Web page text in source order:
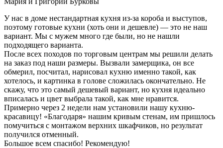
У нас в доме нестандартная кухня из-за короба и выступов,
поэтому готовые кухни (хоть они и дешевле) — это не наш
вариант. Мы с мужем много где были, но не нашли
подходящего варианта.
После всех походов по торговым центрам мы решили делать
на заказ под наши размеры. Вызвали замерщика, он все
обмерил, посчитал, нарисовал кухню именно такой, как
хотелось, и картинка в голове сложилась окончательно. Не
скажу, что это самый дешевый вариант, но кухня идеально
вписалась и цвет выбрала такой, как мне нравится.
Примерно через 2 недели нам установили нашу кухню-
красавицу! «Благодаря» нашим кривым стенам, им пришлось
помучиться с монтажом верхних шкафчиков, но результат
получился отменный.
Большое всем спасибо! Рекомендую!